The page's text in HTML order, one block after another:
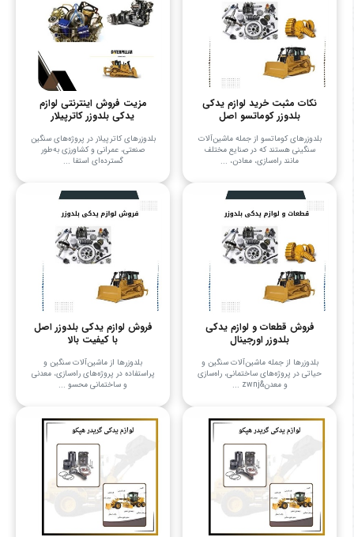
نکات مثبت خرید لوازم یدکی
بلدوزر کوماتسو اصل
بلدوزرهای کوماتسو از جمله ماشین‌آلات
سنگینی هستند که در صنایع مختلف
مانند راه‌سازی، معادن، ...
مزیت فروش اینترنتی لوازم
یدکی بلدوزر کاترپیلار
بلدوزرهای کاترپیلار در پروژه‌های سنگین
صنعتی، عمرانی و کشاورزی به‌طور
گسترده‌ای استفا ...
فروش قطعات و لوازم یدکی
بلدوزر اورجینال
بلدوزرها از جمله ماشین‌آلات سنگین و
حیاتی در پروژه‌های ساختمانی، راه‌سازی
و معدن&zwnj ...
فروش لوازم یدکی بلدوزر اصل
با کیفیت بالا
بلدوزرها از ماشین‌آلات سنگین و
پراستفاده در پروژه‌های راه‌سازی، معدنی
و ساختمانی محسو ...